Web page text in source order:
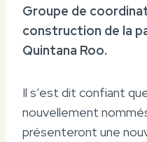
Groupe de
construction de la
Quintana Roo.
Il s’est dit confiant
nouvellement
présenteront une